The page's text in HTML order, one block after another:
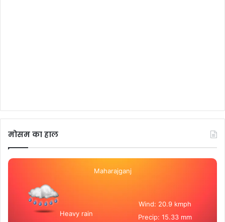
मोसम का हाल
Maharajganj
Heavy rain
Wind: 20.9 kmph
Precip: 15.33 mm